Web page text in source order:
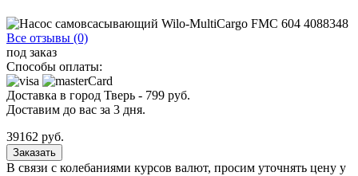
Все отзывы (0)
под заказ
Способы оплаты:
Доставка в город Тверь - 799 руб.
Доставим до вас за 3 дня.
39162 руб.
Заказать
В связи с колебаниями курсов валют, просим уточнять цену у